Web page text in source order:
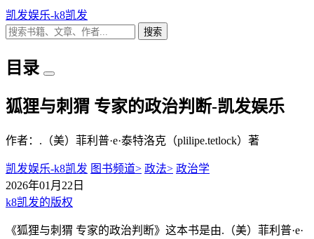
凯发娱乐-k8凯发
搜索
目录
狐狸与刺猬 专家的政治判断-凯发娱乐
作者：.（美）菲利普·e·泰特洛克（plilipe.tetlock）著
凯发娱乐-k8凯发 图书频道> 政法> 政治学
2026年01月22日
k8凯发的版权
《狐狸与刺猬 专家的政治判断》这本书是由.（美）菲利普·e·